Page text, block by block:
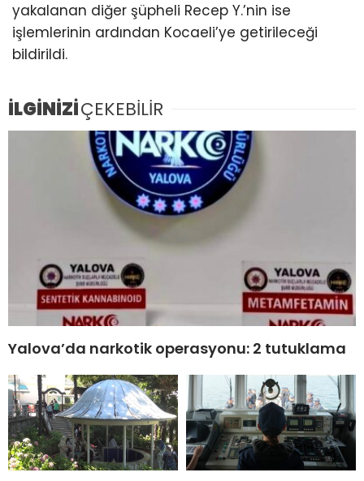
yakalanan diğer şüpheli Recep Y.’nin ise
işlemlerinin ardından Kocaeli’ye getirileceği
bildirildi.
İLGİNİZİÇEKEBİLİR
Yalova’da narkotik operasyonu: 2 tutuklama